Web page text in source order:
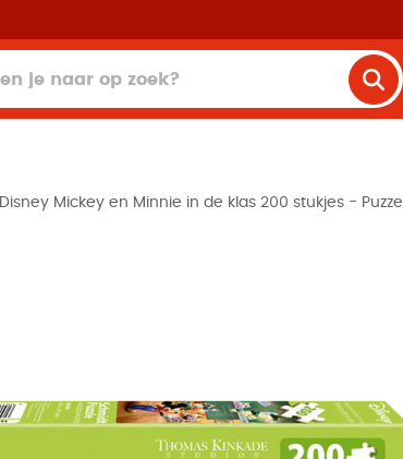
Disney Mickey en Minnie in de klas 200 stukjes - Puzzel